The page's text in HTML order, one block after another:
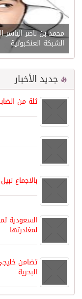
محمد بن ناصر
الشبكة العنكبوتية
جديد الأخبار
ثلة من
بالاجماع
لمغادرتها
تضامن
البحرية